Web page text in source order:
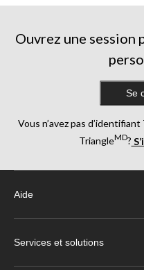
Ouvrez une
Se
Vous n’avez pas
TriangleMD?
Aide
Services et solutions